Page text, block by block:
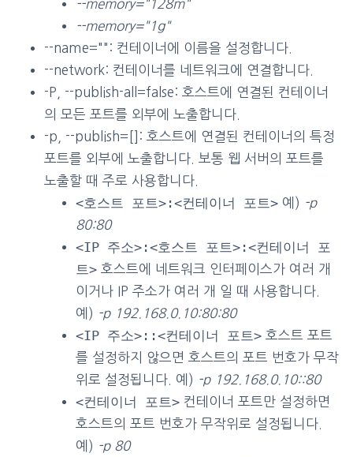
--memory="128m"
--memory="1g"
--name="": 컨테이너에 이름을 설정합니다.
--network: 컨테이너를 네트워크에 연결합니다.
-P, --publish-all=false: 호스트에 연결된 컨테이너
의 모든 포트를 외부에 노출합니다.
-p, --publish=[]: 호스트에 연결된 컨테이너의 특정
포트를 외부에 노출합니다. 보통 웹 서버의 포트를
노출할 때 주로 사용합니다.
<호스트 포트>:<컨테이너 포트> 예) -p
80:80
<IP 주소>:<호스트 포트>:<컨테이너 포
트> 호스트에 네트워크 인터페이스가 여러 개
이거나 IP 주소가 여러 개 일 때 사용합니다.
예) -p 192.168.0.10:80:80
<IP 주소>::<컨테이너 포트> 호스트 포트
를 설정하지 않으면 호스트의 포트 번호가 무작
위로 설정됩니다. 예) -p 192.168.0.10::80
<컨테이너 포트> 컨테이너 포트만 설정하면
호스트의 포트 번호가 무작위로 설정됩니다.
예) -p 80